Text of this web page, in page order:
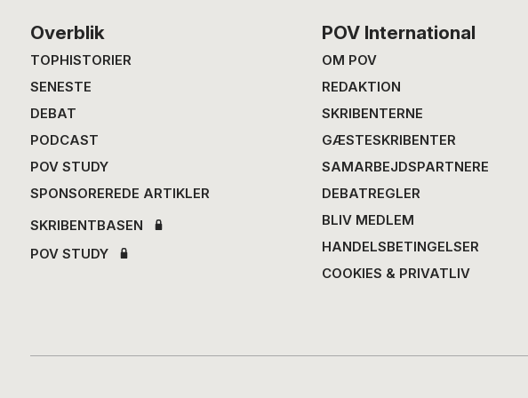
Footer
Overblik
TOPHISTORIER
SENESTE
DEBAT
PODCAST
POV STUDY
SPONSOREREDE ARTIKLER
SKRIBENTBASEN
POV STUDY
POV International
OM POV
REDAKTION
SKRIBENTERNE
GÆSTESKRIBENTER
SAMARBEJDSPARTNERE
DEBATREGLER
BLIV MEDLEM
HANDELSBETINGELSER
COOKIES & PRIVATLIV